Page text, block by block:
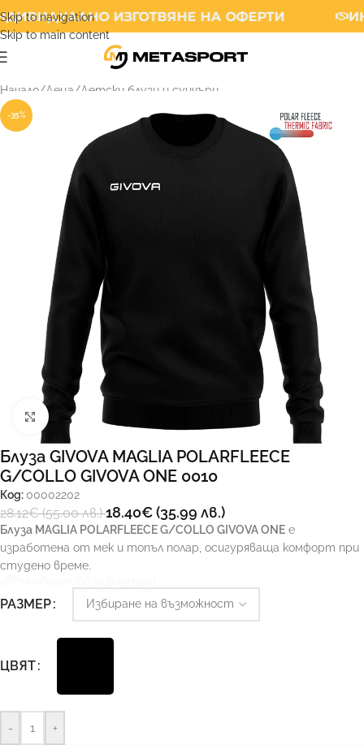
Skip to navigation
Skip to main content
ИЗГОТВЯНЕ НА ОФЕРТИ
Начало/Деца /Детски блузи и суичъри
-35%
Увеличи
Блуза GIVOVA MAGLIA POLARFLEECE
G/COLLO GIVOVA ONE 0010
Код: 00002202
28.12€(55.00 лв.)18.40€(35.99 лв.)
Блуза MAGLIA POLARFLEECE G/COLLO GIVOVA ONE е
изработена от мек и топъл полар, осигуряваща комфорт при
студено време.
РАЗМЕР
ЦВЯТ
- +